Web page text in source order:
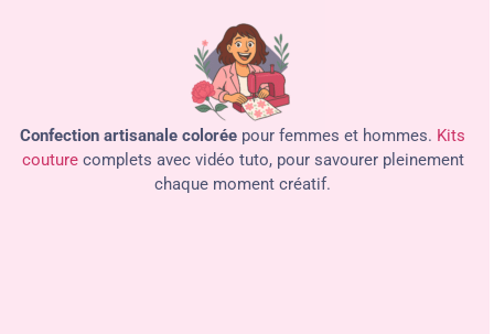
Confection artisanale colorée pour femmes et hommes. Kits
couturecomplets avec vidéo tuto, pour savourer pleinement
chaque moment créatif.